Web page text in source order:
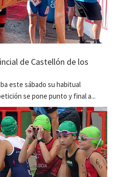
de Castellón de los
este sábado su habitual
se pone punto y final a...